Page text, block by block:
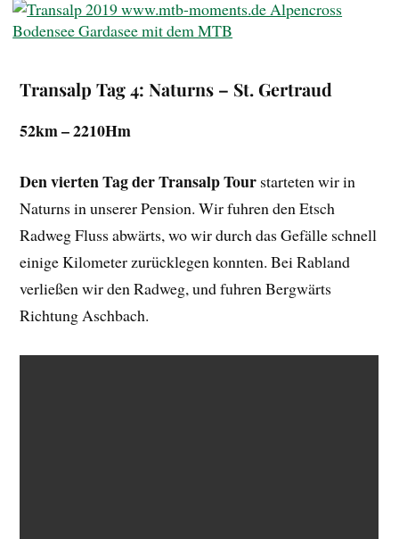
Transalp Tag 4: Naturns – St. Gertraud
52km – 2210Hm
Den vierten Tag der Transalp Tour starteten wir in
Naturns in unserer Pension. Wir fuhren den Etsch
Radweg Fluss abwärts, wo wir durch das Gefälle schnell
einige Kilometer zurücklegen konnten. Bei Rabland
verließen wir den Radweg, und fuhren Bergwärts
Richtung Aschbach.